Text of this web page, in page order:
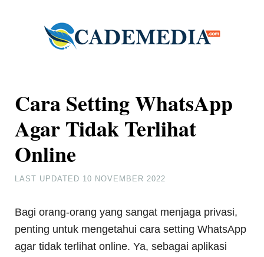
Cara Setting WhatsApp
Agar Tidak Terlihat
Online
LAST UPDATED 10 NOVEMBER 2022
Bagi orang-orang yang sangat menjaga privasi,
penting untuk mengetahui cara setting WhatsApp
agar tidak terlihat online. Ya, sebagai aplikasi